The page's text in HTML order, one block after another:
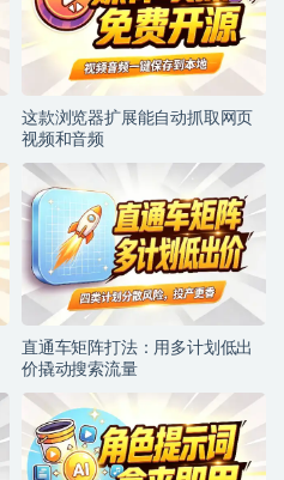
这款浏览器扩展能自动抓取网页
视频和音频
直通车矩阵打法：用多计划低出
价撬动搜索流量